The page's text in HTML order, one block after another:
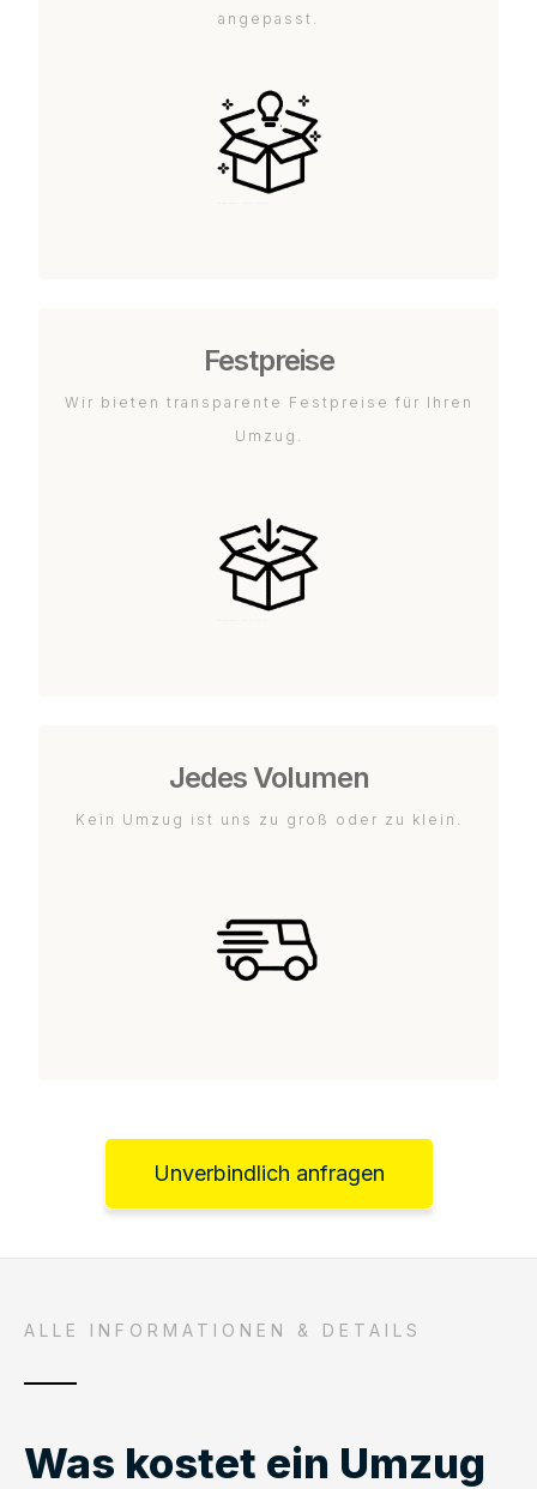
angepasst.
Festpreise
Wir bieten transparente Festpreise für Ihren
Umzug.
Jedes Volumen
Kein Umzug ist uns zu groß oder zu klein.
Unverbindlich anfragen
ALLE INFORMATIONEN & DETAILS
Was kostet ein Umzug